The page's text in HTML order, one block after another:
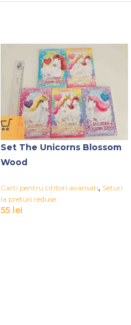
Set The Unicorns Blossom
Wood
Carti pentru cititori avansati, Seturi
la preturi reduse
55 lei